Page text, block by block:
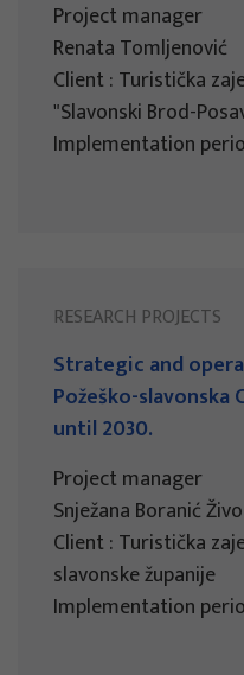
Project manager
Renata Tomljenović
Client : Turistička
"Slavonski Brod-
Implementation
RESEARCH PROJECTS
Strategic and
Požeško-
until 2030.
Project manager
Snježana Boranić
Client : Turistička
slavonske županije
Implementation